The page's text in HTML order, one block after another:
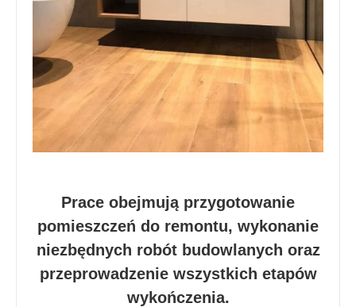
Prace obejmują przygotowanie
pomieszczeń do remontu, wykonanie
niezbędnych robót budowlanych oraz
przeprowadzenie wszystkich etapów
wykończenia.